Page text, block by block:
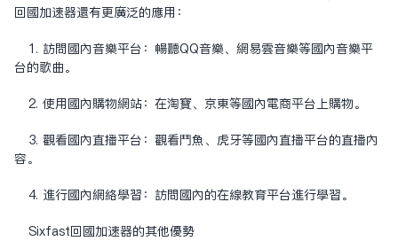
回国加速器还有更广泛的应用：
1. 访问国内音乐平台：畅听QQ音乐、网易云音乐等国内音乐平
台的歌曲。
2. 使用国内购物网站：在淘宝、京东等国内电商平台上购物。
3. 观看国内直播平台：观看斗鱼、虎牙等国内直播平台的直播内
容。
4. 进行国内网络学习：访问国内的在线教育平台进行学习。
Sixfast回国加速器的其他优势